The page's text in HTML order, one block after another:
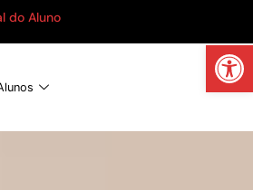
Abrir
do Aluno